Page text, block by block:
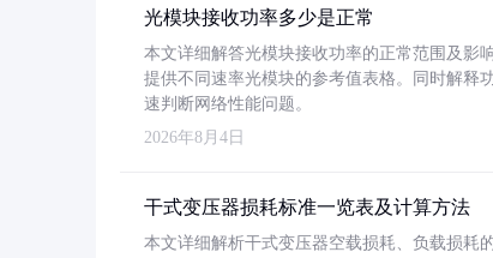
光模块接收功率多少是正常
本文详细解答光模块接收功率的正常范围及影
提供不同速率光模块的参考值表格。同时解释
速判断网络性能问题。
2026年8月4日
干式变压器损耗标准一览表及计算方法
本文详细解析干式变压器空载损耗、负载损耗